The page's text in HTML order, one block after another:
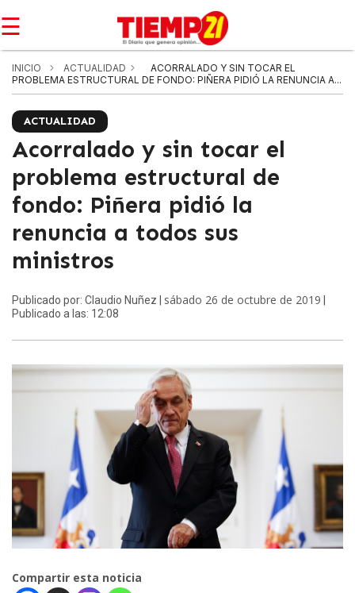
☰
INICIO ACTUALIDAD
ACORRALADO Y SIN TOCAR EL
PROBLEMA ESTRUCTURAL DE FONDO: PIÑERA PIDIÓ LA RENUNCIA A...
ACTUALIDAD
Acorralado y sin tocar el
problema estructural de
fondo: Piñera pidió la
renuncia a todos sus
ministros
Publicado por: Claudio Nuñez | sábado 26 de octubre de 2019
Publicado a las: 12:08
Compartir esta noticia